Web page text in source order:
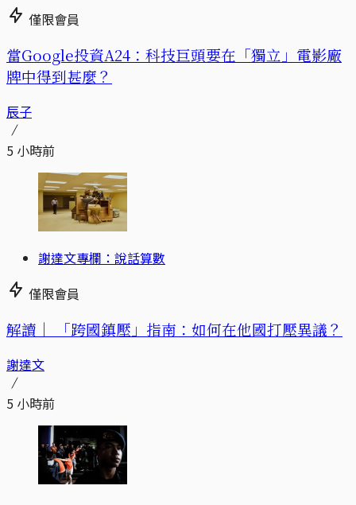
僅限會員
當Google投資A24：科技巨頭要在「獨立」電影廠
牌中得到甚麼？
辰子
5 小時前
謝達文專欄：說話算數
僅限會員
解讀｜ 「跨國鎮壓」指南：如何在他國打壓異議？
謝達文
5 小時前